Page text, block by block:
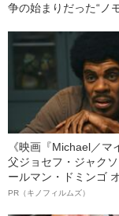
争の始まりだった“ノ
《映画『Michael／マ
父ジョセフ・ジャク
ールマン・ドミンゴ
ルインタビュー“観客
PR（キノフィルムズ）